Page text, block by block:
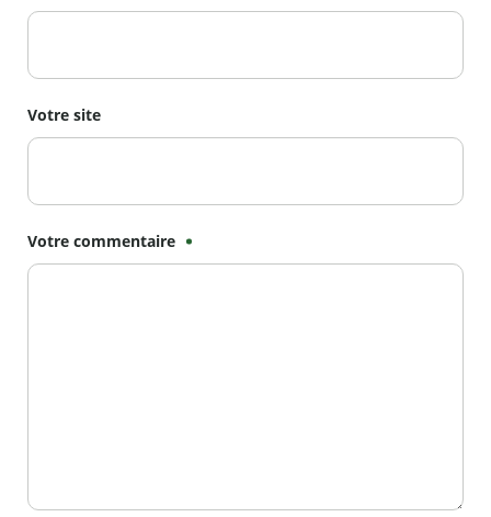
Votre site
Votre commentaire